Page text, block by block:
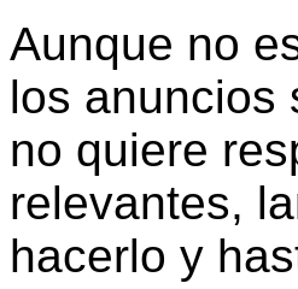
Aunque no
los anuncios
no quiere
relevantes,
hacerlo y